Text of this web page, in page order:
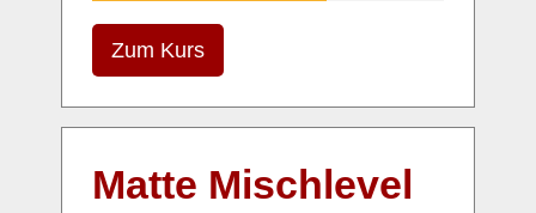
Zum Kurs
Matte Mischlevel